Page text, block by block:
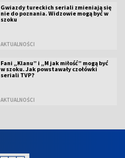
Gwiazdy tureckich seriali zmieniają się
nie do poznania. Widzowie mogą być w
szoku
AKTUALNOŚCI
Fani „Klanu” i „M jak miłość” mogą być
w szoku. Jak powstawały czołówki
seriali TVP?
AKTUALNOŚCI